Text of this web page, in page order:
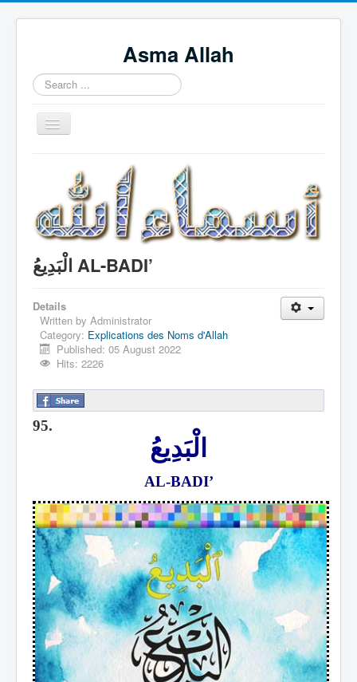
Asma Allah
Search
...
Toggle
Navigation
Intro Videos
Français
中国人
Español
Tagalog
English
Português
الْبَدِيعُ AL-BADI’
Details
Written by Administrator
Category: Explications des Noms d'Allah
Published: 05 August 2022
Hits: 2226
95.
الْبَدِيعُ
AL-BADI’